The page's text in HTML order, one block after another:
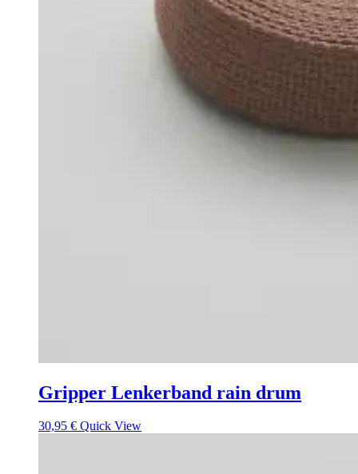
Gripper Lenkerband rain drum
30,95 € Quick View